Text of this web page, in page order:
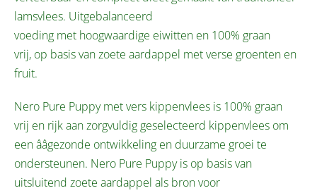
lamsvlees. Uitgebalanceerd
voeding met hoogwaardige eiwitten en 100% graan
vrij, op basis van zoete aardappel met verse groenten en
fruit.
Nero Pure Puppy met vers kippenvlees is 100% graan
vrij en rijk aan zorgvuldig geselecteerd kippenvlees om
een ââgezonde ontwikkeling en duurzame groei te
ondersteunen. Nero Pure Puppy is op basis van
uitsluitend zoete aardappel als bron voor